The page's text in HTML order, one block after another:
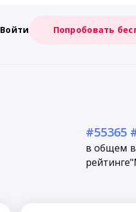
Войти Попробовать
#55365
в общем
рейтинге